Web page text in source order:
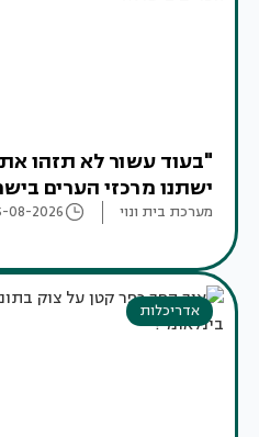
"בעוד עשור לא תזהו
ישתנו מרכזי הערים
מערכת בית ונוי 08-2026
אדריכלות